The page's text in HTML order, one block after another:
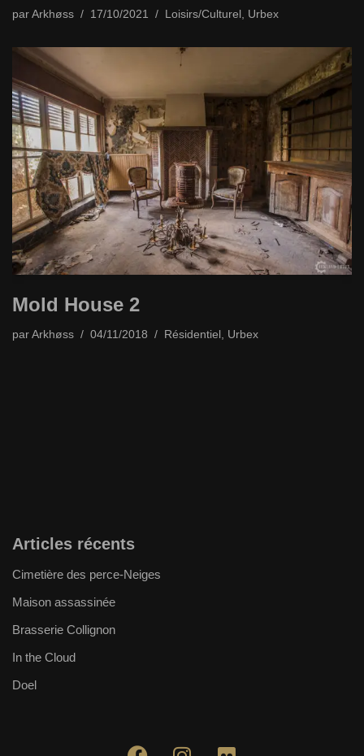
par Arkhøss 17/10/2021 Loisirs/Culturel Urbex
Mold House 2
par Arkhøss 04/11/2018 Résidentiel Urbex
Articles récents
Cimetière des perce-Neiges
Maison assassinée
Brasserie Collignon
In the Cloud
Doel